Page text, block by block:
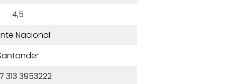
4,5
Nacional
313 3953222